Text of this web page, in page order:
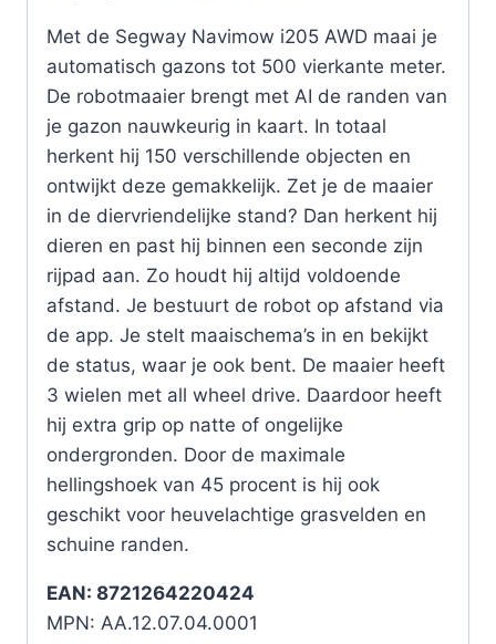
Met de Segway Navimow i205 AWD maai je
automatisch gazons tot 500 vierkante meter.
De robotmaaier brengt met AI de randen van
je gazon nauwkeurig in kaart. In totaal
herkent hij 150 verschillende objecten en
ontwijkt deze gemakkelijk. Zet je de maaier
in de diervriendelijke stand? Dan herkent hij
dieren en past hij binnen een seconde zijn
rijpad aan. Zo houdt hij altijd voldoende
afstand. Je bestuurt de robot op afstand via
de app. Je stelt maaischema’s in en bekijkt
de status, waar je ook bent. De maaier heeft
3 wielen met all wheel drive. Daardoor heeft
hij extra grip op natte of ongelijke
ondergronden. Door de maximale
hellingshoek van 45 procent is hij ook
geschikt voor heuvelachtige grasvelden en
schuine randen.
EAN: 8721264220424
MPN: AA.12.07.04.0001